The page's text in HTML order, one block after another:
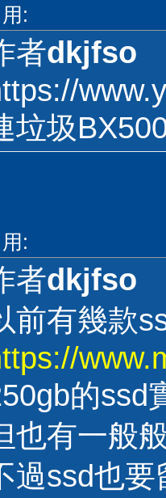
:
者dkjfso
垃圾
:
者dkjfso
前有幾款
的ssd
也有一般
過ssd也要